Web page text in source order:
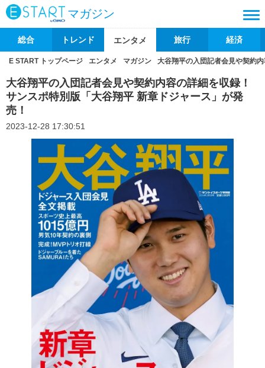
マガジン
総合 トレンド エンタメ 旅行 経済
E START トップページ エンタメ マガジン 大谷翔平の入団記者会見や契約
大谷翔平の入団記者会見や契約内容の詳細を収録！
サンスポ特別版「大谷翔平 新章ドジャース」が発
売！
2023-12-28 17:30:51